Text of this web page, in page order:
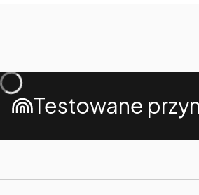
Testowane